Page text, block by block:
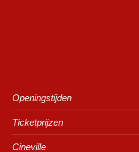
Openingstijden
Ticketprijzen
Cineville